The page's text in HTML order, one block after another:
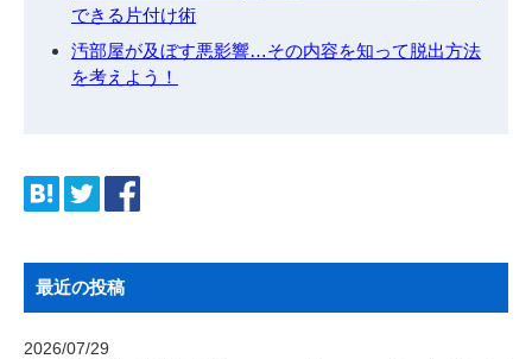
できる片付け術
汚部屋が及ぼす悪影響…その内容を知って脱出方法
を考えよう！
最近の投稿
2026/07/29